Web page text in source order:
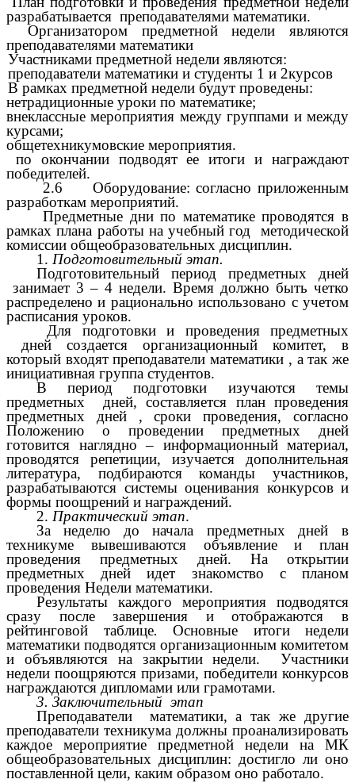
разрабатывается преподавателями математики.
Организатором предметной недели являются
преподавателями математики
предметной недели являются:
математики и студенты 1 и 2курсов
В рамках предметной недели будут проведены:
нетрадиционные уроки по математике;
внеклассные мероприятия между группами и между
курсами;
общетехникумовские мероприятия.
по окончании подводят ее итоги и награждают
победителей.
2.6
Оборудование: согласно приложенным
разработкам мероприятий.
Предметные дни по математике проводятся в
рамках плана работы на учебный год методической
комиссии общеобразовательных дисциплин.
1. Подготовительный этап.
Подготовительный период предметных дней
занимает 3 – 4 недели. Время должно быть четко
распределено и рационально использовано с учетом
расписания уроков.
Для подготовки и проведения предметных
дней создается организационный комитет, в
который входят преподаватели математики , а так же
инициативная группа студентов.
В период подготовки изучаются темы
предметных дней, составляется план проведения
предметных дней , сроки проведения, согласно
Положению о проведении предметных дней
готовится наглядно – информационный материал,
проводятся репетиции, изучается дополнительная
литература, подбираются команды участников,
разрабатываются системы оценивания конкурсов и
формы поощрений и награждений.
2. Практический этап.
За неделю до начала предметных дней в
техникуме вывешиваются объявление и план
проведения предметных дней. На открытии
предметных дней идет знакомство с планом
проведения Недели математики.
Результаты каждого мероприятия подводятся
сразу после завершения и отображаются в
рейтинговой таблице. Основные итоги недели
математики подводятся организационным комитетом
и объявляются на закрытии недели. Участники
недели поощряются призами, победители конкурсов
награждаются дипломами или грамотами.
3. Заключительный этап
Преподаватели математики, а так же другие
преподаватели техникума должны проанализировать
каждое мероприятие предметной недели на МК
общеобразовательных дисциплин: достигло ли оно
поставленной цели, каким образом оно работало.